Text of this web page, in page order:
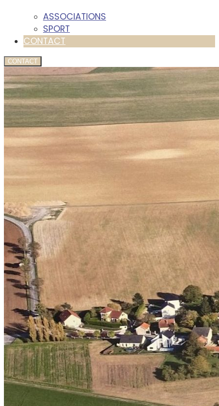
ASSOCIATIONS
SPORT
CONTACT
CONTACT